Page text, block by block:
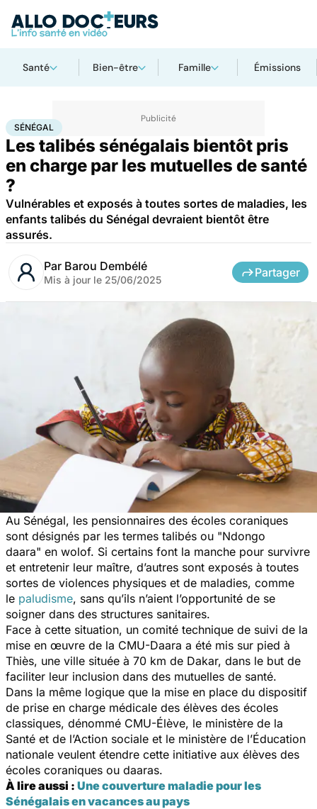
Santé Bien-être Famille Émissions
AccueilFamille
SÉNÉGAL
Les talibés sénégalais bientôt pris
en charge par les mutuelles de santé
?
Vulnérables et exposés à toutes sortes de maladies, les
enfants talibés du Sénégal devraient bientôt être
assurés.
Par Barou Dembélé
Mis à jour le 25/06/2025
Partager
Au Sénégal, les pensionnaires des écoles coraniques
sont désignés par les termes talibés ou "Ndongo
daara" en wolof. Si certains font la manche pour survivre
et entretenir leur maître, d’autres sont exposés à toutes
sortes de violences physiques et de maladies, comme
le paludisme, sans qu’ils n’aient l’opportunité de se
soigner dans des structures sanitaires.
Face à cette situation, un comité technique de suivi de la
mise en œuvre de la CMU-Daara a été mis sur pied à
Thiès, une ville située à 70 km de Dakar, dans le but de
faciliter leur inclusion dans des mutuelles de santé.
Dans la même logique que la mise en place du dispositif
de prise en charge médicale des élèves des écoles
classiques, dénommé CMU-Élève, le ministère de la
Santé et de l’Action sociale et le ministère de l’Éducation
nationale veulent étendre cette initiative aux élèves des
écoles coraniques ou daaras.
À lire aussi : Une couverture maladie pour les
Sénégalais en vacances au pays